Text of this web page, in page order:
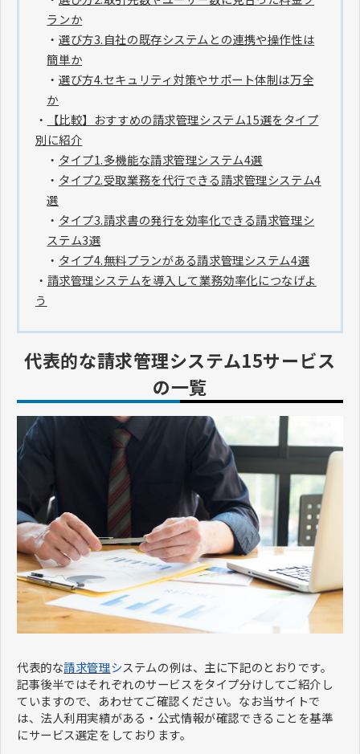
ランか
・ 選び方3.自社の既存システムとの連携や操作性は
簡単か
・ 選び方4.セキュリティ対策やサポート体制は万全
か
・
【比較】おすすめの請求管理システム15選をタイプ
別に紹介
・ タイプ1.多機能な請求管理システム4選
・ タイプ2.受取業務を代行できる請求管理システム4
選
・ タイプ3.請求書の発行を効率化できる請求管理シ
ステム3選
・ タイプ4.無料プランがある請求管理システム4選
・ 請求管理システムを導入して業務効率化につなげよ
う
代表的な請求管理システム15サービス
の一覧
代表的な請求管理システムの例は、主に下記のとおりです。
記事後半ではそれぞれのサービスをタイプ分けしてご紹介し
ていますので、あわせてご確認ください。なお当サイトで
は、法人利用実績がある・公式情報が確認できることを基準
にサービス選定をしております。